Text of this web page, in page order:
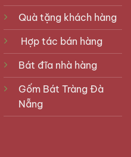
Quà tặng khách hàng
Hợp tác bán hàng
Bát đĩa nhà hàng
Gốm Bát Tràng Đà
Nẵng